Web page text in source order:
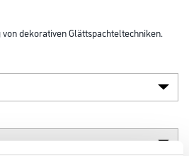
dekorativen Glättspachteltechniken.